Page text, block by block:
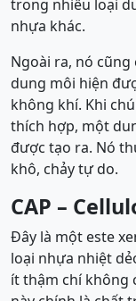
trong nhiều loại
nhựa khác.
Ngoài ra, nó
dung môi hiện
không khí. Khi
thích hợp, một
được tạo ra. Nó
khô, chảy tự do.
CAP –
Đây là một este
loại nhựa nhiệt
ít thậm chí không